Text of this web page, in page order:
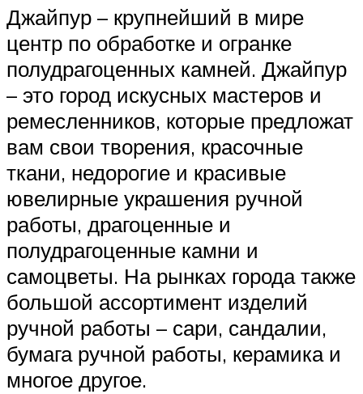
Джайпур – крупнейший в мире
центр по обработке и огранке
полудрагоценных камней. Джайпур
– это город искусных мастеров и
ремесленников, которые предложат
вам свои творения, красочные
ткани, недорогие и красивые
ювелирные украшения ручной
работы, драгоценные и
полудрагоценные камни и
самоцветы. На рынках города также
большой ассортимент изделий
ручной работы – сари, сандалии,
бумага ручной работы, керамика и
многое другое.